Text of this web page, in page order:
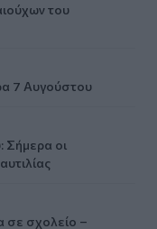
του
7 Αυγούστου
Σήμερα οι
σε σχολείο –